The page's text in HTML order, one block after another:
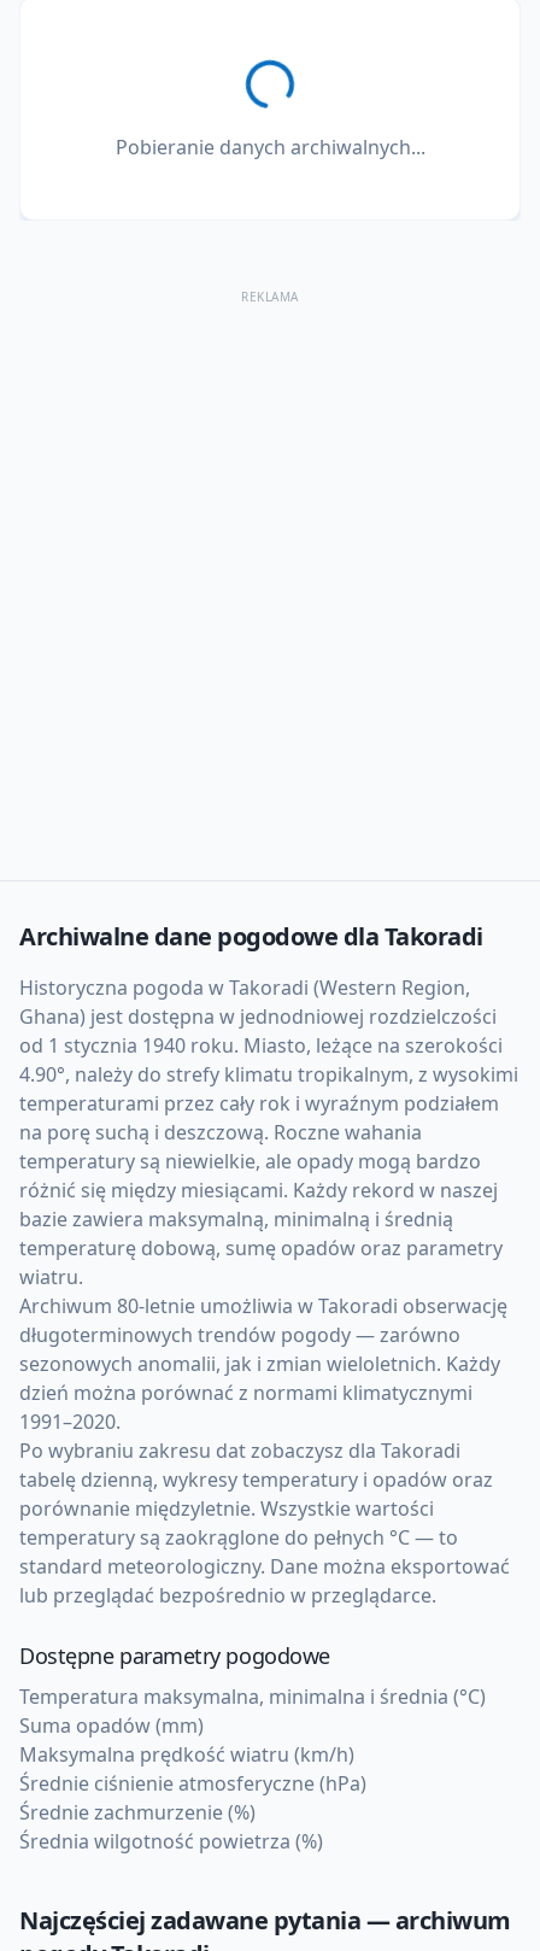
Pobieranie danych archiwalnych...
REKLAMA
Archiwalne dane pogodowe dlaTakoradi
Historyczna pogoda w Takoradi (Western Region,
Ghana) jest dostępna w jednodniowej rozdzielczości
od 1 stycznia 1940 roku. Miasto, leżące na szerokości
4.90°, należy do strefy klimatu tropikalnym, z wysokimi
temperaturami przez cały rok i wyraźnym podziałem
na porę suchą i deszczową. Roczne wahania
temperatury są niewielkie, ale opady mogą bardzo
różnić się między miesiącami. Każdy rekord w naszej
bazie zawiera maksymalną, minimalną i średnią
temperaturę dobową, sumę opadów oraz parametry
wiatru.
Archiwum 80-letnie umożliwia w Takoradi obserwację
długoterminowych trendów pogody — zarówno
sezonowych anomalii, jak i zmian wieloletnich. Każdy
dzień można porównać z normami klimatycznymi
1991–2020.
Po wybraniu zakresu dat zobaczysz dla Takoradi
tabelę dzienną, wykresy temperatury i opadów oraz
porównanie międzyletnie. Wszystkie wartości
temperatury są zaokrąglone do pełnych °C — to
standard meteorologiczny. Dane można eksportować
lub przeglądać bezpośrednio w przeglądarce.
Dostępne parametry pogodowe
Temperatura maksymalna, minimalna i średnia (°C)
Suma opadów (mm)
Maksymalna prędkość wiatru (km/h)
Średnie ciśnienie atmosferyczne (hPa)
Średnie zachmurzenie (%)
Średnia wilgotność powietrza (%)
Najczęściej zadawane pytania — archiwum